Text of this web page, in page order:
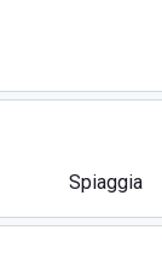
Spiaggia